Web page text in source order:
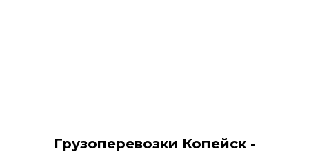
Грузоперевозки Копейск -